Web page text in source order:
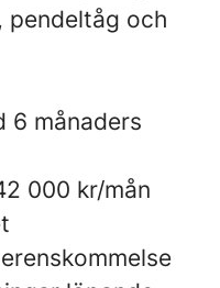
och
6 månaders
000 kr/mån